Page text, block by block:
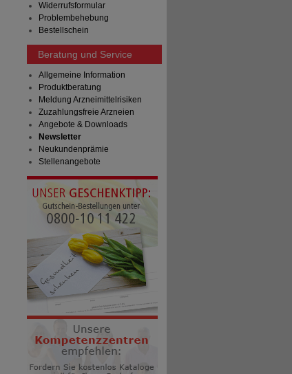
Widerrufsformular
Problembehebung
Bestellschein
Beratung und Service
Allgemeine Information
Produktberatung
Meldung Arzneimittelrisiken
Zuzahlungsfreie Arzneien
Angebote & Downloads
Newsletter
Neukundenprämie
Stellenangebote